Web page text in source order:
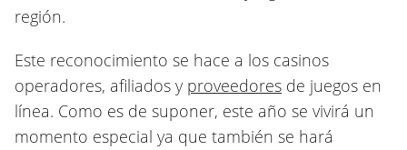
región.
Este reconocimiento se hace a los casinos
operadores, afiliados y proveedores de juegos en
línea. Como es de suponer, este año se vivirá un
momento especial ya que también se hará